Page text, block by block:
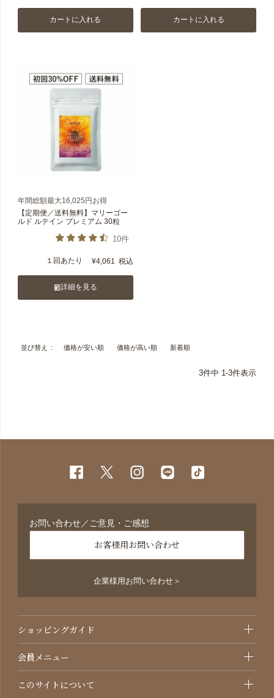
カートに入れる カートに入れる
年間総額最大16,025円お得
【定期便／送料無料】マリーゴー
ルド ルテイン プレミアム 30粒
10件
１回あたり ¥4,061 税込
詳細を見る
並び替え 価格が安い順 価格が高い順 新着順
3件中 1-3件表示
お問い合わせ／ご意見・ご感想
お客様用お問い合わせ
企業様用お問い合わせ＞
ショッピングガイド
会員メニュー
このサイトについて